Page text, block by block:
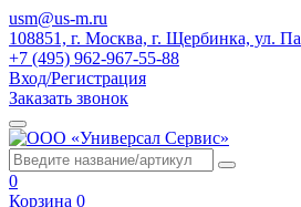
usm@us-m.ru
108851, г. Москва, г. Щербинка, ул.
+7 (495) 962-967-55-88
Вход/Регистрация
Заказать звонок
0
Корзина 0